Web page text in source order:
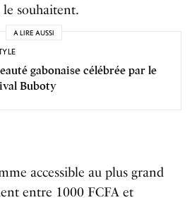
souhaitent.
A LIRE AUSSI
gabonaise célébrée par le
Buboty
accessible au plus grand
entre 1000 FCFA et